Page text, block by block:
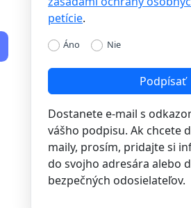
petície.
Áno Nie
Podpísať
Dostanete e-mail s
vášho podpisu. Ak chcete
maily, prosím, pridajte si
do svojho adresára alebo
bezpečných odosielateľov.